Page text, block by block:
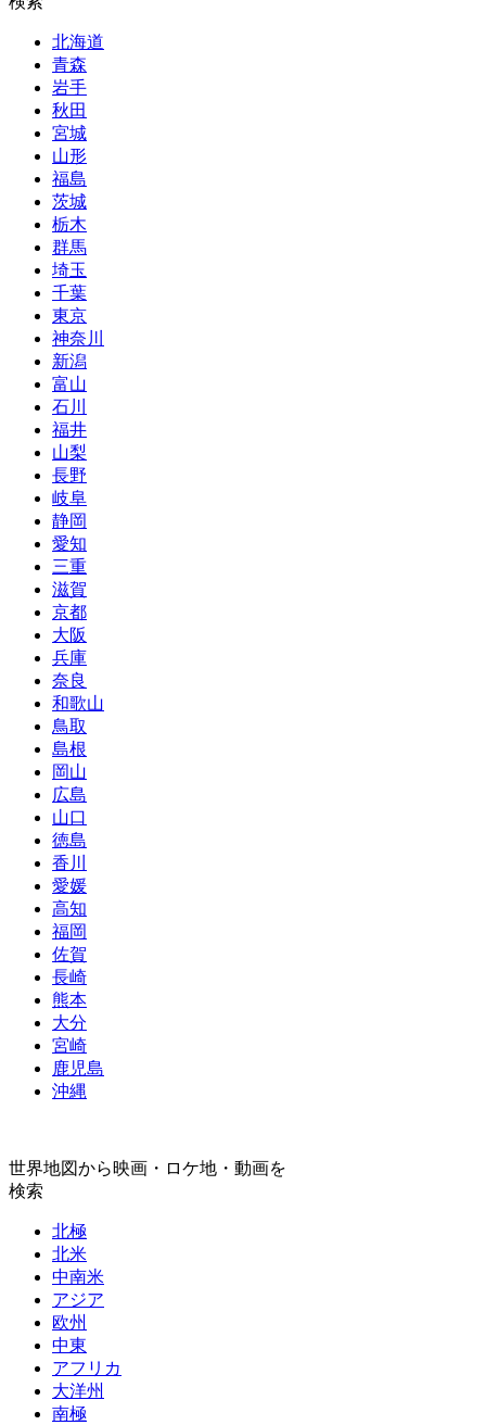
北海道
青森
岩手
秋田
宮城
山形
福島
茨城
栃木
群馬
埼玉
千葉
東京
神奈川
新潟
富山
石川
福井
山梨
長野
岐阜
静岡
愛知
三重
滋賀
京都
大阪
兵庫
奈良
和歌山
鳥取
島根
岡山
広島
山口
徳島
香川
愛媛
高知
福岡
佐賀
長崎
熊本
大分
宮崎
鹿児島
沖縄
世界地図から映画・ロケ地・動画を
検索
北極
北米
中南米
アジア
欧州
中東
アフリカ
大洋州
南極